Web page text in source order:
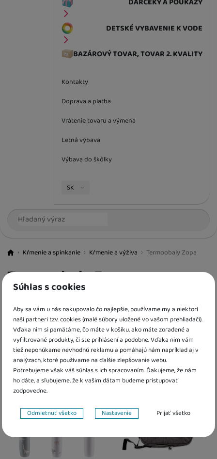
Súhlas s cookies
Aby sa vám u nás nakupovalo čo najlepšie, používame my a niektorí
naši partneri tzv. cookies (malé súbory uložené vo vašom prehliadači).
Vďaka nim si pamätáme, čo máte v košíku, ako máte zoradené a
vyfiltrované produkty, či ste prihlásení a podobne. Vďaka nim vám
tiež neponúkame nevhodnú reklamu a pomáhajú nám napríklad aj v
analýzach, ktoré používame na ďalšie zlepšovanie webu.
Potrebujeme však váš súhlas s ich spracovaním. Ďakujeme, že nám
ho dáte, a sľubujeme, že k vašim dátam budeme pristupovať
zodpovedne.
Nastavenie súhlasov s kategóriami cookies
VŽDY AKTÍVNE
Odmietnuť všetko Nastavenie Prijať všetko
DETSKÉ VYBAVENIE K VODE
BAZÁROVÝ TOVAR, TOVAR 2. KVALITY
Kontakty
Doprava a platba
Vrátenie tovaru a výmena
Letná výbava
Výbava do škôlky
Jazyková verzia
SK
Vyhľadávanie
Kŕmenie a spinkanie Kŕmenie a výživa Termoobaly Zopa
Termoobaly Zopa
Zoradiť Od najzaujímavejších
Najlacnejšie
Najdrahšie
Najviac zlacnené
Od najpredávanejších
Od najzaujímavejších 2 produkty
FILTROVAT PRODUKTY
Cena(€)
až
Dostupnost
K dispozícii (2)
Produkty